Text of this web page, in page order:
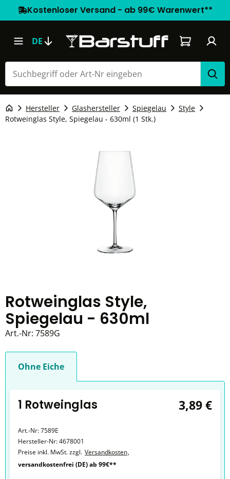
Kostenloser Versand - ab 99€ Warenwert**
DE Warenkorb
Hersteller Glashersteller Spiegelau
Style
Rotweinglas Style, Spiegelau - 630ml (1 Stk.)
Rotweinglas Style,
Spiegelau - 630ml
Art.-Nr: 7589G
Ohne Eiche
1 Rotweinglas 3,89 €
Art.-Nr:7589E
Hersteller-Nr:4678001
Preise inkl. MwSt. zzgl. Versandkosten,
versandkostenfrei (DE) ab 99€**